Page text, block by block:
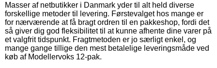
Masser af netbutikker i Danmark yder til alt held diverse
forskellige metoder til levering. Førstevalget hos mange er
for nærværende at få bragt ordren til en pakkeshop, fordi det
så giver dig god fleksibilitet til at kunne afhente dine varer på
et valgfrit tidspunkt. Fragtmetoden er jo særligt enkel, og
mange gange tillige den mest betalelige leveringsmåde ved
køb af Modellervoks 12-pak.